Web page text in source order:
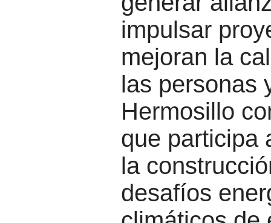
impulsar
mejoran la
las personas
Hermosillo
que participa
la
desafíos